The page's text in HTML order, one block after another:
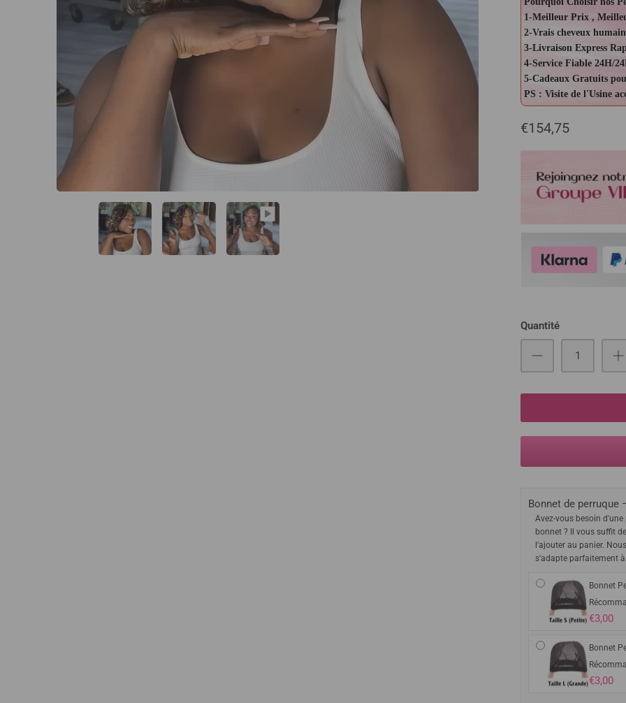
1-Meilleur Prix ,
2-Vrais cheveux
3-Livraison Express
4-Service Fiable 24H/
5-Cadeaux Gratuits
PS : Visite de l'Usine
€154,75
Quantité
Bonnet de perruque
Avez-vous besoin
bonnet ? Il vous suffit
l'ajouter au panier.
s'adapte parfaitement
Bonnet
€3,00
Bonnet
€3,00